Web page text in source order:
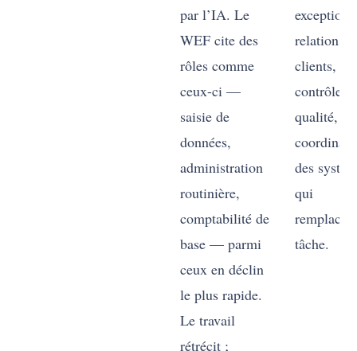
par l’IA. Le
WEF cite des
rôles comme
ceux-ci —
saisie de
données,
administration
routinière,
comptabilité de
base — parmi
ceux en déclin
le plus rapide.
Le travail
rétrécit ;
relations
clients,
contrôle
qualité, ou
des
qui
tâche.